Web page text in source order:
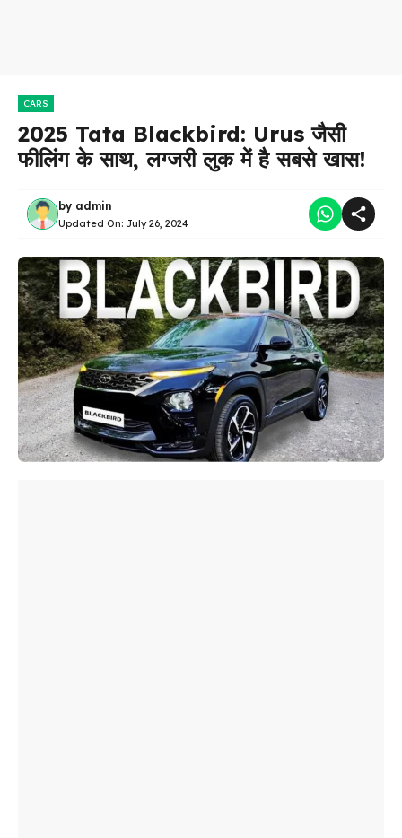
CARS
2025 Tata Blackbird: Urus जैसी
फीलिंग के साथ, लग्जरी लुक में है सबसे खास!
by admin
Updated On: July 26, 2024